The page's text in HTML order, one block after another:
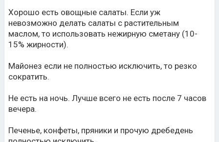
Хорошо есть овощные салаты. Если уж
невозможно делать салаты с растительным
маслом, то использовать нежирную сметану (10-
15% жирности).
Майонез если не полностью исключить, то резко
сократить.
Не есть на ночь. Лучше всего не есть после 7 часов
вечера.
Печенье, конфеты, пряники и прочую дребедень